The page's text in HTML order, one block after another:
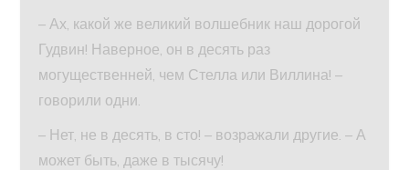
– Ах, какой же великий волшебник наш дорогой
Гудвин! Наверное, он в десять раз
могущественней, чем Стелла или Виллина! –
говорили одни.
– Нет, не в десять, в сто! – возражали другие. – А
может быть, даже в тысячу!